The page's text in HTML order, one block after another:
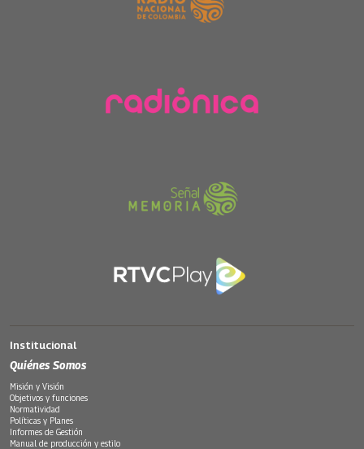
Institucional
Quiénes Somos
Misión y Visión
Objetivos y funciones
Normatividad
Políticas y Planes
Informes de Gestión
Manual de producción y estilo